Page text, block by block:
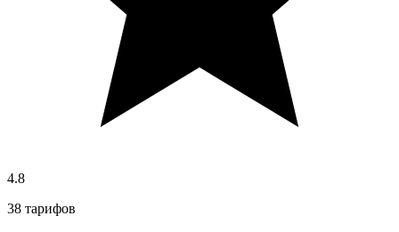
4.8
38 тарифов